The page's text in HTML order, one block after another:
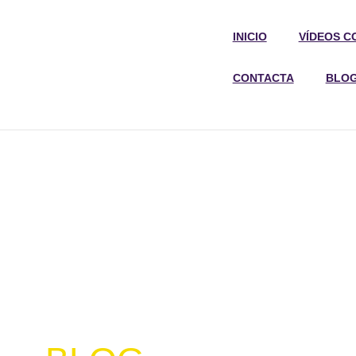
INICIO VÍDEOS
CONTACTA